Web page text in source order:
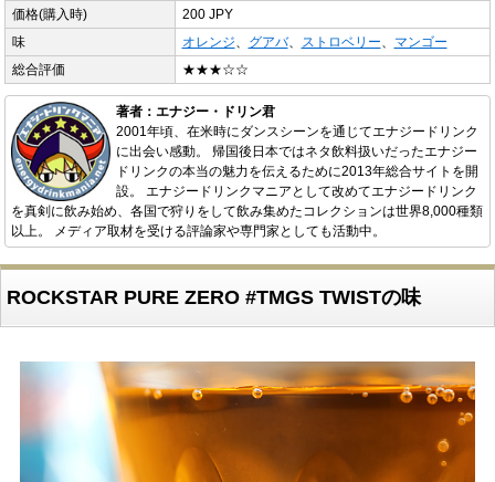
価格(購入時)
200 JPY
味
オレンジ、 グアバ、 ストロベリー、
マンゴー
総合評価
★★★☆☆
著者：エナジー・ドリン君
2001年頃、在米時にダンスシーンを通じてエナジードリンク
に出会い感動。 帰国後日本ではネタ飲料扱いだったエナジー
ドリンクの本当の魅力を伝えるために2013年総合サイトを開
設。 エナジードリンクマニアとして改めてエナジードリンク
を真剣に飲み始め、各国で狩りをして飲み集めたコレクションは世界8,000種類
以上。 メディア取材を受ける評論家や専門家としても活動中。
ROCKSTAR PURE ZERO #TMGS TWISTの味